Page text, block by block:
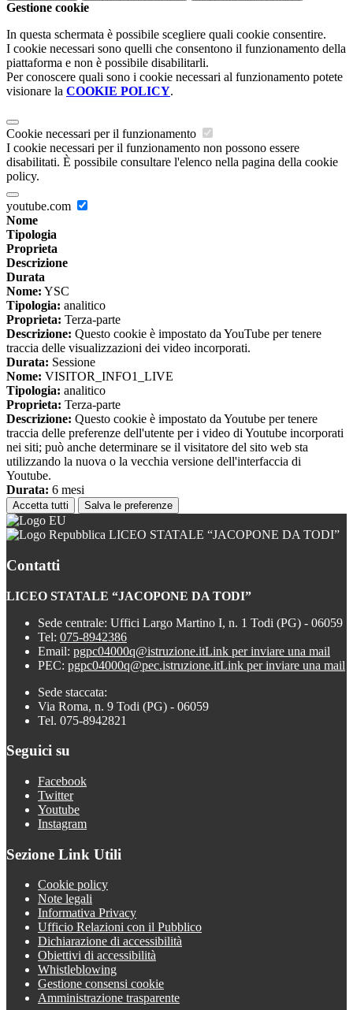
Gestione cookie
In questa schermata è possibile scegliere quali cookie consentire.
I cookie necessari sono quelli che consentono il funzionamento della
piattaforma e non è possibile disabilitarli.
Per conoscere quali sono i cookie necessari al funzionamento potete
visionare la COOKIE POLICY.
Cookie necessari per il funzionamento
I cookie necessari per il funzionamento non possono essere
disabilitati. È possibile consultare l'elenco nella pagina della cookie
policy.
youtube.com
Nome
Tipologia
Proprieta
Descrizione
Durata
Nome: YSC
Tipologia: analitico
Proprieta: Terza-parte
Descrizione: Questo cookie è impostato da YouTube per tenere
traccia delle visualizzazioni dei video incorporati.
Durata: Sessione
Nome: VISITOR_INFO1_LIVE
Tipologia: analitico
Proprieta: Terza-parte
Descrizione: Questo cookie è impostato da Youtube per tenere
traccia delle preferenze dell'utente per i video di Youtube incorporati
nei siti; può anche determinare se il visitatore del sito web sta
utilizzando la nuova o la vecchia versione dell'interfaccia di
Youtube.
Durata: 6 mesi
Accetta tutti Salva le preferenze
LICEO STATALE “JACOPONE DA TODI”
Contatti
LICEO STATALE “JACOPONE DA TODI”
Sede centrale: Uffici Largo Martino I, n. 1 Todi (PG) - 06059
Tel: 075-8942386
Email: pgpc04000q@istruzione.itLink per inviare una mail
PEC: pgpc04000q@pec.istruzione.itLink per inviare una mail
Sede staccata:
Via Roma, n. 9 Todi (PG) - 06059
Tel. 075-8942821
Seguici su
Facebook
Twitter
Youtube
Instagram
Sezione Link Utili
Cookie policy
Note legali
Informativa Privacy
Ufficio Relazioni con il Pubblico
Dichiarazione di accessibilità
Obiettivi di accessibilità
Whistleblowing
Gestione consensi cookie
Amministrazione trasparente